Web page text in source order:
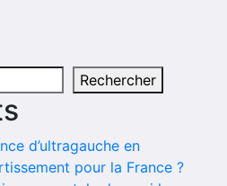
Rechercher
d’ultragauche en
pour la France ?